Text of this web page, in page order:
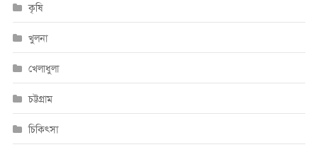
কৃষি
খুলনা
খেলাধুলা
চট্টগ্রাম
চিকিৎসা